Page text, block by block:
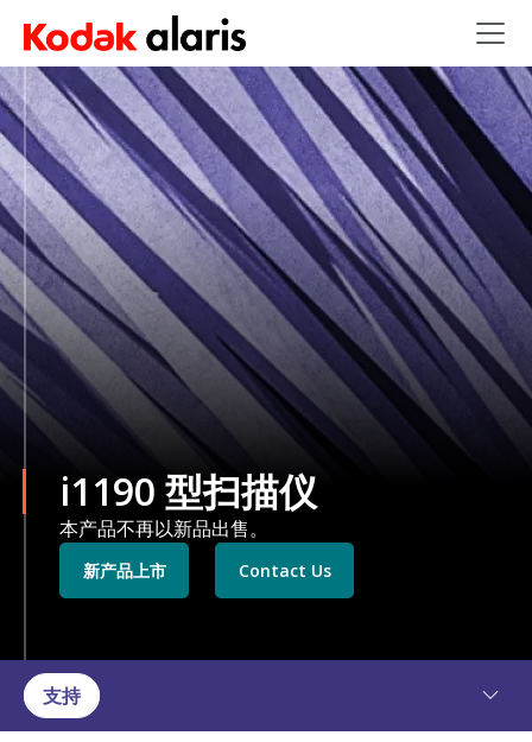
Skip to main content
i1190 型扫描仪
本产品不再以新品出售。
新产品上市 Contact Us
支持